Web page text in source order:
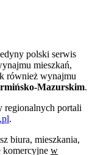
polski serwis
mieszkań,
również wynajmu
Mazurskim.
regionalnych portali
.
biura, mieszkania,
komercyjne w